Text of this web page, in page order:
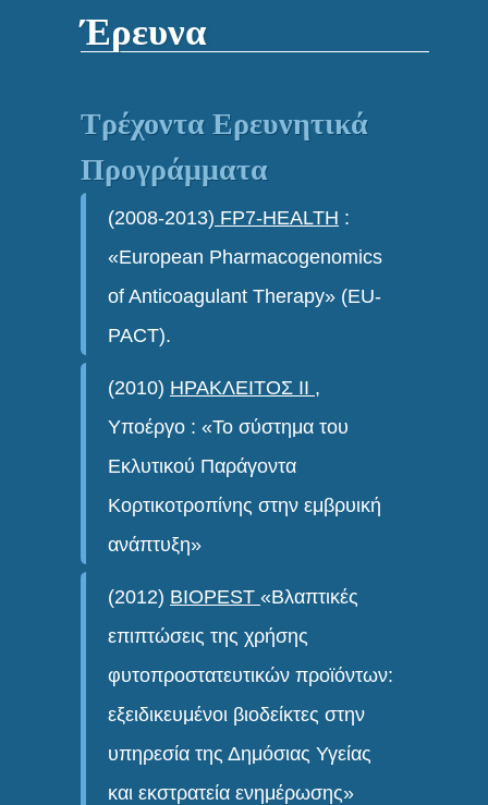
Έρευνα
Τρέχοντα Ερευνητικά
Προγράμματα
(2008-2013) FP7-HEALTH :
«European Pharmacogenomics
of Anticoagulant Therapy» (EU-
PACT).
(2010) ΗΡΑΚΛΕΙΤΟΣ ΙΙ ,
Υποέργο : «Το σύστημα του
Εκλυτικού Παράγοντα
Κορτικοτροπίνης στην εμβρυική
ανάπτυξη»
(2012) BIOPEST «Βλαπτικές
επιπτώσεις της χρήσης
φυτοπροστατευτικών προϊόντων:
εξειδικευμένοι βιοδείκτες στην
υπηρεσία της Δημόσιας Υγείας
και εκστρατεία ενημέρωσης»